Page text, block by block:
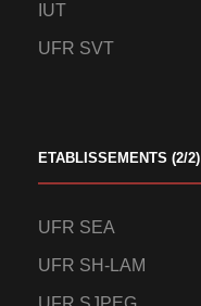
IUT
UFR SVT
ETABLISSEMENTS (2/2)
UFR SEA
UFR SH-LAM